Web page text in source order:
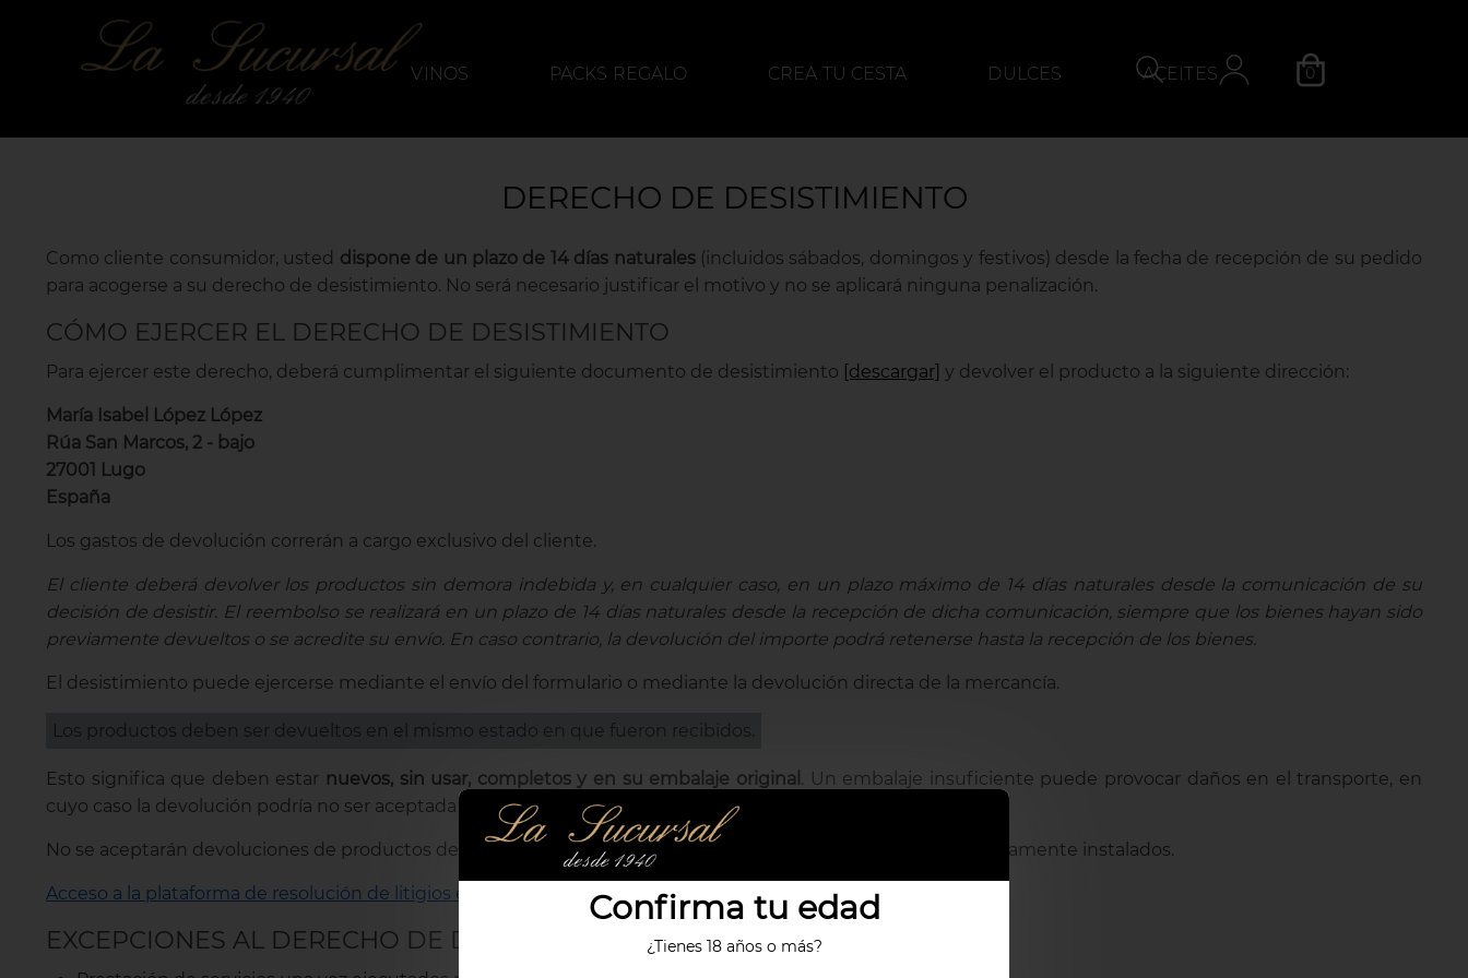
Confirma tu edad
¿Tienes 18 años o más?
VINOS PACKS REGALO CREA TU CESTA DULCES
ACEITES
0
DERECHO DE DESISTIMIENTO
Como cliente consumidor, usted dispone de un plazo de 14 días naturales(incluidos sábados, domingos y festivos) desde la fecha de recepción de su pedido
para acogerse a su derecho de desistimiento. No será necesario justificar el motivo y no se aplicará ninguna penalización.
CÓMO EJERCER EL DERECHO DE DESISTIMIENTO
Para ejercer este derecho, deberá cumplimentar el siguiente documento de desistimiento [descargar] y devolver el producto a la siguiente dirección:
María Isabel López López
Rúa San Marcos, 2 - bajo
27001 Lugo
España
Los gastos de devolución correrán a cargo exclusivo del cliente.
El cliente deberá devolver los productos sin demora indebida y, en cualquier caso, en un plazo máximo de 14 días naturales desde la comunicación de su
decisión de desistir. El reembolso se realizará en un plazo de 14 días naturales desde la recepción de dicha comunicación, siempre que los bienes hayan sido
previamente devueltos o se acredite su envío. En caso contrario, la devolución del importe podrá retenerse hasta la recepción de los bienes.
El desistimiento puede ejercerse mediante el envío del formulario o mediante la devolución directa de la mercancía.
Los productos deben ser devueltos en el mismo estado en que fueron recibidos.
Esto significa que deben estar nuevos, sin usar, completos y en su embalaje original . Un embalaje insuficiente puede provocar daños en el transporte, en
cuyo caso la devolución podría no ser aceptada o el reembolso reducido proporcionalmente.
No se aceptarán devoluciones de productos de reparación (como repuestos de telefonía) que hayan sido previamente instalados.
Acceso a la plataforma de resolución de litigios en la línea de la UE
EXCEPCIONES AL DERECHO DE DESISTIMIENTO